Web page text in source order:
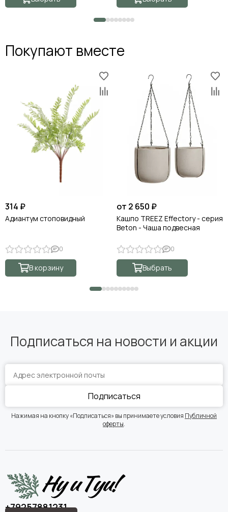
413300-01-SQ-35
Покупают вместе
314 ₽
Адиантум стоповидный
0
В корзину
от 2 650 ₽
Кашпо TREEZ Effectory - серия
Beton - Чаша подвесная
0
Выбрать
Подписаться на новости и акции
Подписаться
Нажимая на кнопку «Подписаться» вы принимаете условия Публичной
оферты.
+79257881231